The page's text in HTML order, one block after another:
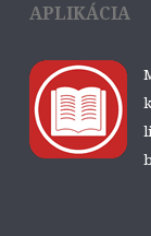
APLIKÁCIA